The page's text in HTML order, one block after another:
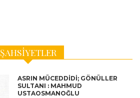
ŞAHSIYETLER
ASRIN MÜCEDDIDI; GÖNÜLLER
SULTANI : MAHMUD
USTAOSMANOĞLU